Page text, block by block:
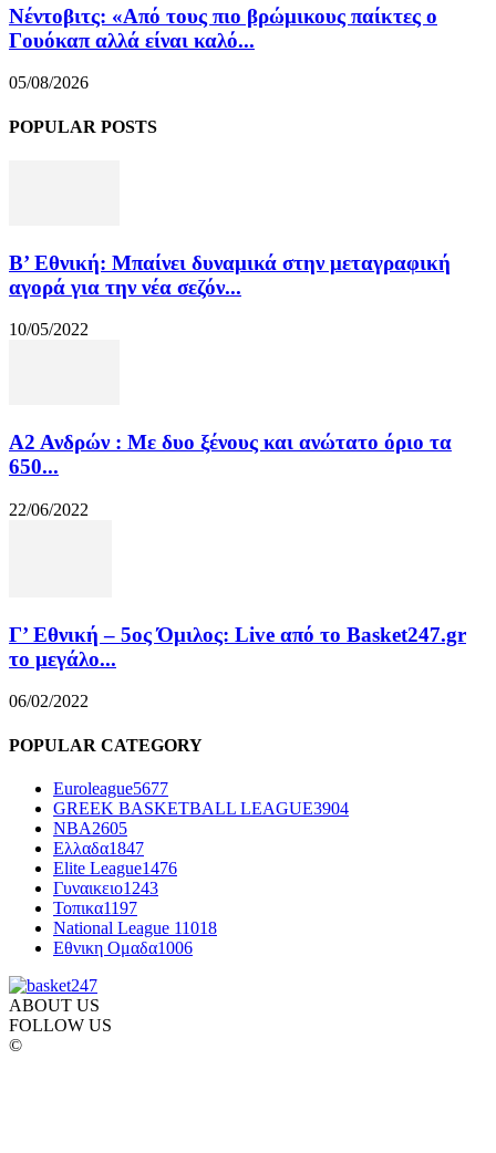
Νέντοβιτς: «Από τους πιο βρώμικους παίκτες ο
Γουόκαπ αλλά είναι καλό...
05/08/2026
POPULAR POSTS
Β’ Εθνική: Μπαίνει δυναμικά στην μεταγραφική
αγορά για την νέα σεζόν...
10/05/2022
Α2 Ανδρών : Με δυο ξένους και ανώτατο όριο τα
650...
22/06/2022
Γ’ Εθνική – 5ος Όμιλος: Live από το Basket247.gr
το μεγάλο...
06/02/2022
POPULAR CATEGORY
Euroleague5677
GREEK BASKETBALL LEAGUE3904
NBA2605
Ελλαδα1847
Elite League1476
Γυναικειο1243
Τοπικα1197
National League 11018
Εθνικη Ομαδα1006
ABOUT US
FOLLOW US
©